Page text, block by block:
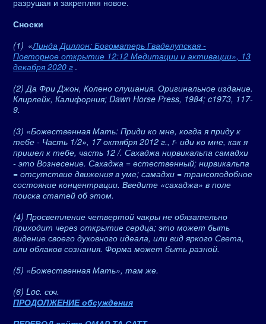
разрушая и закрепляя новое.
Сноски
(1) «Линда Диллон: Богоматерь Гваделупская -
Повторное открытие 12:12 Медитации и активации», 13
декабря 2020 г .
(2) Да Фри Джон, Колено слушания. Оригинальное издание.
Клирлейк, Калифорния; Dawn Horse Press, 1984; c1973, 117-
9.
(3) «Божественная Мать: Приди ко мне, когда я приду к
тебе - Часть 1/2», 17 октября 2012 г., r- иди ко мне, как я
пришел к тебе, часть 12 /. Сахаджа нирвикальпа самадхи
- это Вознесение. Сахаджа = естественный; нирвикальпа
= отсутствие движения в уме; самадхи = трансоподобное
состояние концентрации. Введите «сахаджа» в поле
поиска статей об этом.
(4) Просветление четвертой чакры не обязательно
приходит через открытие сердца; это может быть
видение своего духовного идеала, или вид яркого Света,
или облаков сознания. Форма может быть разной.
(5) «Божественная Мать», там же.
(6) Loc. соч.
ПРОДОЛЖЕНИЕ обсуждения